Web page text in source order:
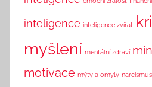
inteligence inteligence zvířat
myšlení mentální zdraví
motivace mýty a omyly narcismus